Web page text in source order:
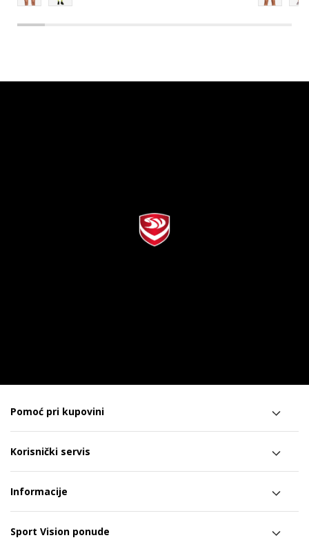
Pomoć pri kupovini
Korisnički servis
Informacije
Sport Vision ponude